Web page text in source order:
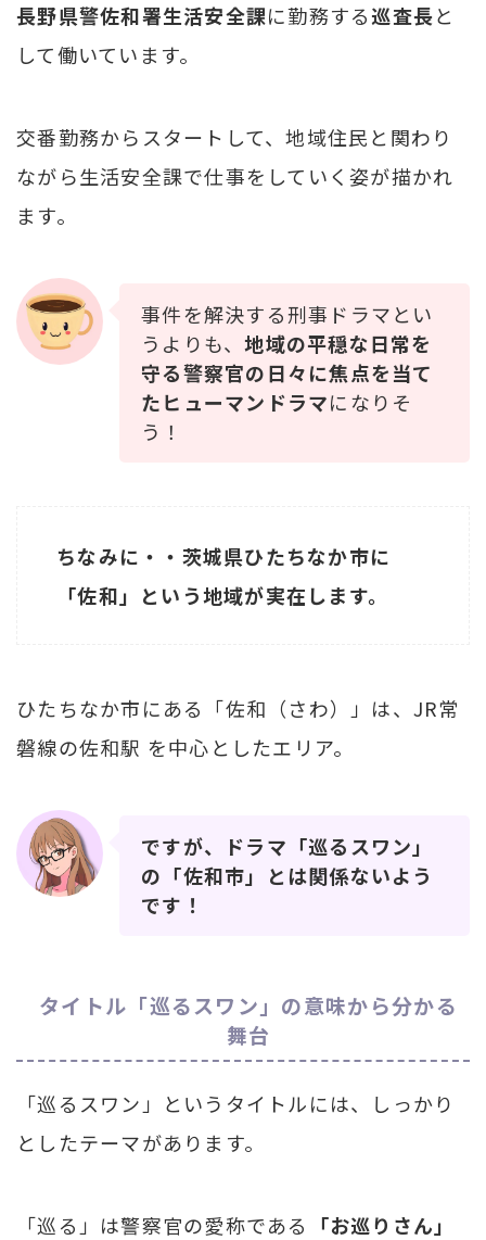
長野県警佐和署生活安全課に勤務する巡査長と
して働いています。
交番勤務からスタートして、地域住民と関わり
ながら生活安全課で仕事をしていく姿が描かれ
ます。
事件を解決する刑事ドラマとい
うよりも、地域の平穏な日常を
守る警察官の日々に焦点を当て
たヒューマンドラマになりそ
う！
ちなみに・・茨城県ひたちなか市に
「佐和」という地域が実在します。
ひたちなか市にある「佐和（さわ）」は、JR常
磐線の佐和駅 を中心としたエリア。
ですが、ドラマ「巡るスワン」
の「佐和市」とは関係ないよう
です！
タイトル「巡るスワン」の意味から分かる
舞台
「巡るスワン」というタイトルには、しっかり
としたテーマがあります。
「巡る」は警察官の愛称である
「お巡りさん」